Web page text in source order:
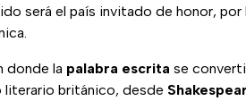
será el país invitado de honor,
donde la palabra escrita se
literario británico, desde